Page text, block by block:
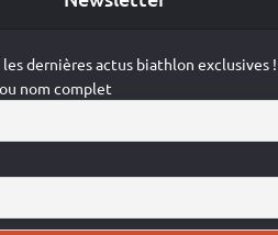
les dernières actus biathlon exclusives !
nom complet